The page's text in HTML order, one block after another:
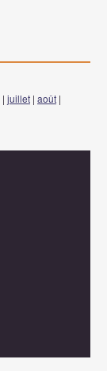
| juillet | août |